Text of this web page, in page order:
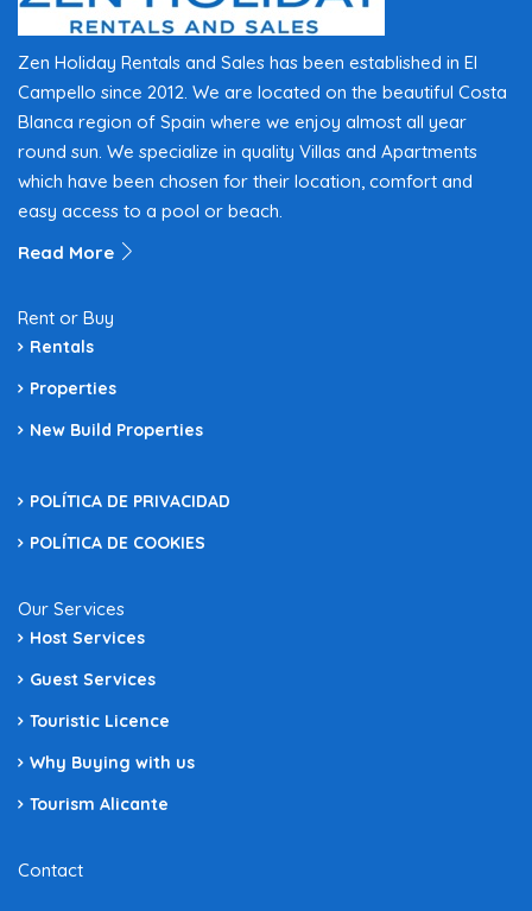
Zen Holiday Rentals and Sales has been established in El
Campello since 2012. We are located on the beautiful Costa
Blanca region of Spain where we enjoy almost all year
round sun. We specialize in quality Villas and Apartments
which have been chosen for their location, comfort and
easy access to a pool or beach.
Read More
Rent or Buy
Rentals
Properties
New Build Properties
POLÍTICA DE PRIVACIDAD
POLÍTICA DE COOKIES
Our Services
Host Services
Guest Services
Touristic Licence
Why Buying with us
Tourism Alicante
Contact